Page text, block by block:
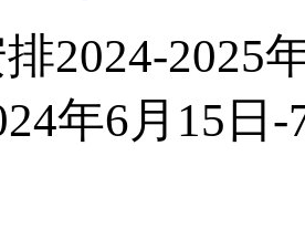
2024-2025
年6月15日